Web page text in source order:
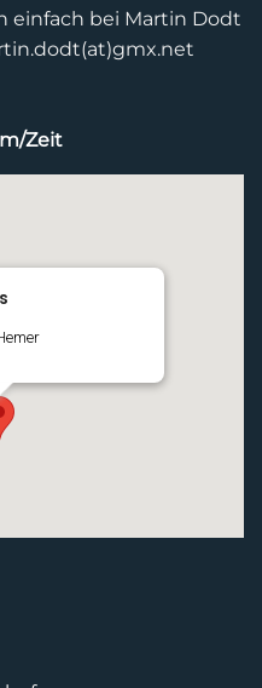
einfach bei Martin Dodt
Zeit